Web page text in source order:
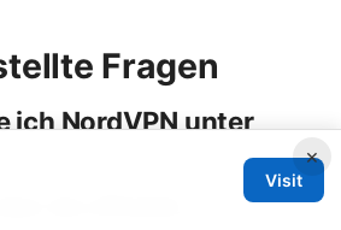
Fragen
ich NordVPN unter
die offizielle
×
Visit